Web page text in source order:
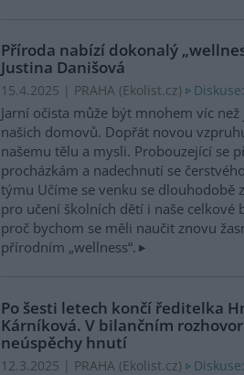
Příroda nabízí dokonalý
Justina Danišová
15.4.2025 | PRAHA (Ekolist.cz)
Jarní očista může být mnohem víc
našich domovů. Dopřát novou
našemu tělu a mysli. Probouzející se
procházkám a nadechnutí se
týmu Učíme se venku se dlouhodobě
pro učení školních dětí i naše celkové
proč bychom se měli naučit znovu
přírodním „wellness“.
Po šesti letech končí ředitelka
Kárníková. V bilančním
neúspěchy hnutí
12.3.2025 | PRAHA (Ekolist.cz)